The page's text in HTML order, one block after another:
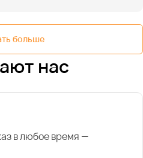
больше
нас
в любое время —